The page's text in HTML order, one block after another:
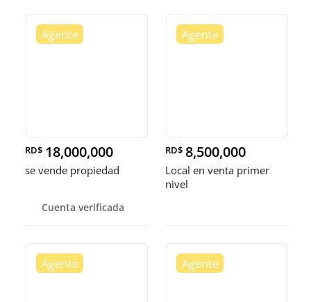
RD$ 18,000,000
se vende propiedad
Cuenta verificada
RD$ 8,500,000
Local en venta primer
nivel